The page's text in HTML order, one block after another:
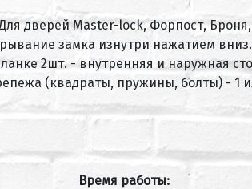
дверей Master-lock, Форпост,
замка изнутри нажатием вниз.
2шт. - внутренняя и наружная
(квадраты, пружины, болты) - 1
Время работы: